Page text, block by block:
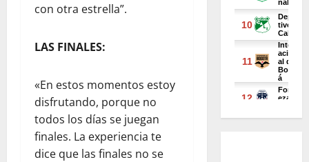
con otra estrella”.
LAS FINALES:
«En estos momentos estoy
disfrutando, porque no
todos los días se juegan
finales. La experiencia te
dice que las finales no se